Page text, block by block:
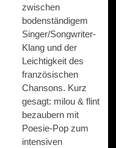
zwischen
bodenständigem
Singer/Songwriter-
Klang und der
Leichtigkeit des
französischen
Chansons. Kurz
gesagt: milou & flint
bezaubern mit
Poesie-Pop zum
intensiven